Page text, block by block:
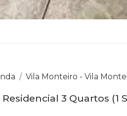
Vila Monteiro - Vila
3 Quartos (1